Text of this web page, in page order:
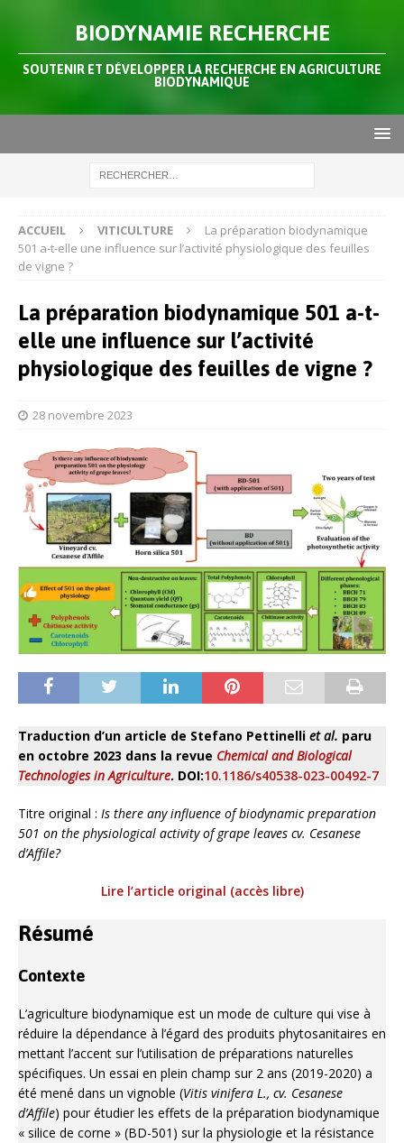
BIODYNAMIE RECHERCHE
SOUTENIR ET DÉVELOPPER LA RECHERCHE EN AGRICULTURE
BIODYNAMIQUE
ACCUEIL VITICULTURE
La préparation biodynamique
501 a-t-elle une influence sur l’activité physiologique des feuilles
de vigne ?
La préparation biodynamique 501 a-t-
elle une influence sur l’activité
physiologique des feuilles de vigne ?
28 novembre 2023
Traduction d’un article de Stefano Pettinelli et al. paru
en octobre 2023 dans la revue Chemical and Biological
Technologies in Agriculture. DOI:10.1186/s40538-023-00492-7
Titre original : Is there any influence of biodynamic preparation
501 on the physiological activity of grape leaves cv. Cesanese
d’Affile?
Lire l’article original (accès libre)
Résumé
Contexte
L’agriculture biodynamique est un mode de culture qui vise à
réduire la dépendance à l’égard des produits phytosanitaires en
mettant l’accent sur l’utilisation de préparations naturelles
spécifiques. Un essai en plein champ sur 2 ans (2019-2020) a
été mené dans un vignoble (Vitis vinifera L., cv. Cesanese
d’Affile) pour étudier les effets de la préparation biodynamique
« silice de corne » (BD-501) sur la physiologie et la résistance